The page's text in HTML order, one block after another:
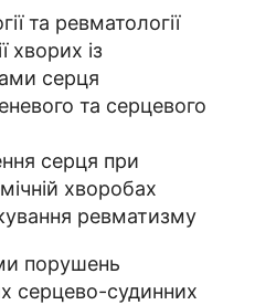
та ревматології
хворих із
серця
та серцевого
серця при
хворобах
ревматизму
порушень
серцево-судинних